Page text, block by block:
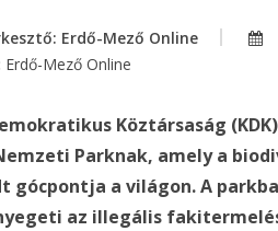
Erdő-Mező Online
Erdő-Mező Online
Köztársaság
Parknak, amely a
gócpontja a világon. A
az illegális